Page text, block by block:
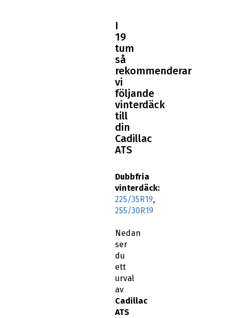
I
19
tum
så
rekommenderar
vi
följande
vinterdäck
till
din
Cadillac
ATS
Dubbfria
vinterdäck:
225/35R19,
255/30R19
Nedan
ser
du
ett
urval
av
Cadillac
ATS